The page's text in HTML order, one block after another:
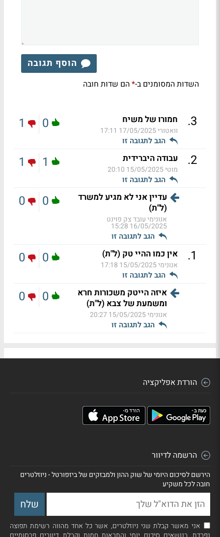
הוסף תגובה
השדות המסומנים ב-*הם שדות חובה
3
. חמורו של משיח
וואטורי17/05/2025 17:11
הגב לתגובה זו
0
1
2
. עבודה היברידית
מוטי15/05/2025 20:10
הגב לתגובה זו
1
1
עדיין אני לא מגיע למשרד
(ל"ת)
אנונימי עובד צק פוינט
16/05/2025 15:28
הגב לתגובה זו
0
0
1
. אין כמו ההיי טק (ל"ת)
אנונימי15/05/2025 17:18
הגב לתגובה זו
0
0
איזה הייטק משכורות חרא
ומשמעת של צבא (ל"ת)
אנונימי15/05/2025 20:27
הגב לתגובה זו
0
0
הורדת אפליקציה
הרשמה לדיוור
הירשם לסיכום היומי של שוק ההון ולמבזקים של ביזפורטל - ניוזלטרים
חובה לכל משקיע
אני מאשר קבלת שני ניוזלטרים, אשר כל אחד מהווה רשימת תפוצה